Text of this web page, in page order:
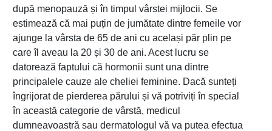
după menopauză și în timpul vârstei mijlocii. Se
estimează că mai puțin de jumătate dintre femeile vor
ajunge la vârsta de 65 de ani cu același păr plin pe
care îl aveau la 20 și 30 de ani. Acest lucru se
datorează faptului că hormonii sunt una dintre
principalele cauze ale cheliei feminine. Dacă sunteți
îngrijorat de pierderea părului și vă potriviți în special
în această categorie de vârstă, medicul
dumneavoastră sau dermatologul vă va putea efectua